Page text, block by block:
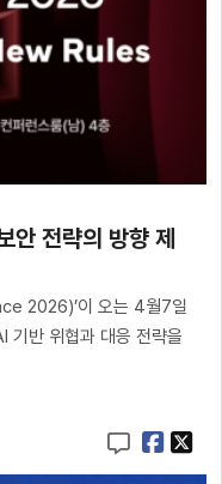
전략의 방향 제
2026)’이 오는 4월7일
기반 위협과 대응 전략을